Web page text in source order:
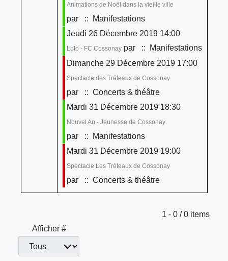
Animations de Noël dans la vieille ville
par
:: Manifestations
Jeudi 26 Décembre 2019 14:00
Loto - FC Cossonaypar
:: Manifestations
Dimanche 29 Décembre 2019 17:00
Spectacle des Tréteaux de Cossonay
par
:: Concerts & théâtre
Mardi 31 Décembre 2019 18:30
Nouvel An - Jeunesse de Cossonay
par
:: Manifestations
Mardi 31 Décembre 2019 19:00
Spectacle Les Tréteaux de Cossonay
par :: Concerts & théâtre
Limite de la pagination
1 - 0 / 0 items
Afficher #